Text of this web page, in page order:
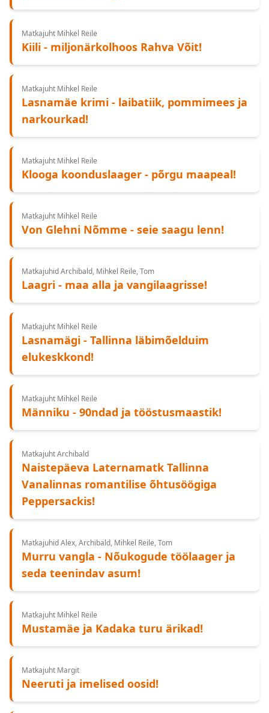
Matkajuht Mihkel Reile
Kiili - miljonärkolhoos Rahva Võit!
Matkajuht Mihkel Reile
Lasnamäe krimi - laibatiik, pommimees ja
narkourkad!
Matkajuht Mihkel Reile
Klooga koonduslaager - põrgu maapeal!
Matkajuht Mihkel Reile
Von Glehni Nõmme - seie saagu lenn!
Matkajuhid Archibald, Mihkel Reile, Tom
Laagri - maa alla ja vangilaagrisse!
Matkajuht Mihkel Reile
Lasnamägi - Tallinna läbimõelduim
elukeskkond!
Matkajuht Mihkel Reile
Männiku - 90ndad ja tööstusmaastik!
Matkajuht Archibald
Naistepäeva Laternamatk Tallinna
Vanalinnas romantilise õhtusöögiga
Peppersackis!
Matkajuhid Alex, Archibald, Mihkel Reile, Tom
Murru vangla - Nõukogude töölaager ja
seda teenindav asum!
Matkajuht Mihkel Reile
Mustamäe ja Kadaka turu ärikad!
Matkajuht Margit
Neeruti ja imelised oosid!